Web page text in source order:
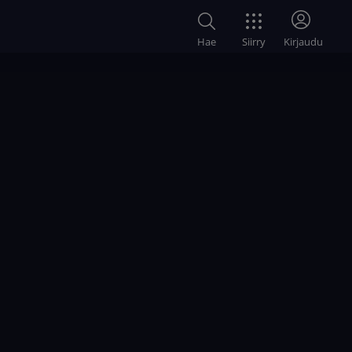
Hae Siirry Kirjaudu